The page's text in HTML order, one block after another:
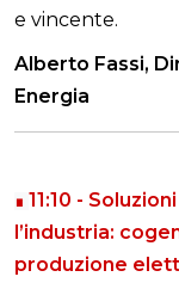
e vincente.
Alberto Fassi,
Energia
∎ 11:10 -
l’industria:
produzione